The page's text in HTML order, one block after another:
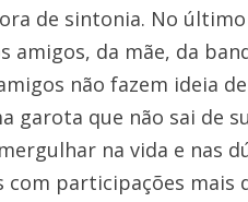
de sintonia. No
amigos, da mãe, da
não fazem ideia
garota que não sai de
na vida e nas
com participações mais